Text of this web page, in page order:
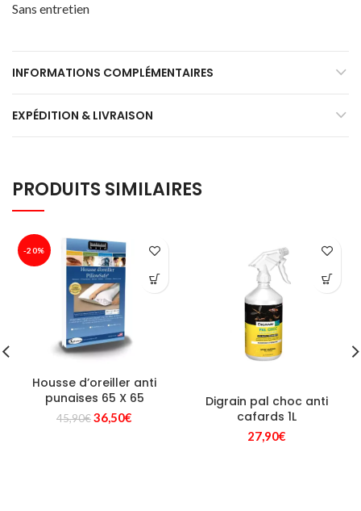
Sans entretien
INFORMATIONS COMPLÉMENTAIRES
EXPÉDITION & LIVRAISON
PRODUITS SIMILAIRES
-20%
Housse d’oreiller anti
punaises 65 X 65
45,90€Le
36,50€
Digrain pal choc anti
cafards 1L
27,90€